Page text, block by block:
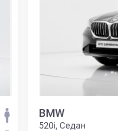
BMW
520i, Седан